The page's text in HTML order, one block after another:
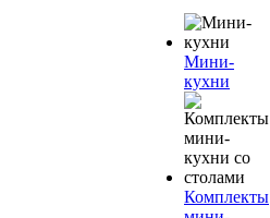
Мини-
кухни
Комплекты